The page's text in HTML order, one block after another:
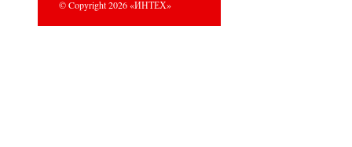
© Copyright 2026 «ИНТЕХ»